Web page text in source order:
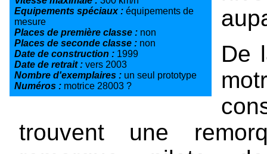
Equipements spéciaux : équipements de
mesure
Places de première classe : non
Places de seconde classe : non
Date de construction : 1999
Date de retrait : vers 2003
Nombre d'exemplaires : un seul prototype
Numéros : motrice 28003 ?
De
trouvent une